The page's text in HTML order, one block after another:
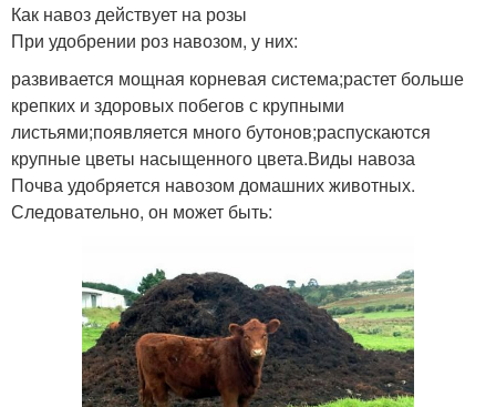
Кислота для подкормки
Как навоз действует на розы
При удобрении роз навозом, у них:
развивается мощная корневая система;растет больше
крепких и здоровых побегов с крупными
листьями;появляется много бутонов;распускаются
крупные цветы насыщенного цвета.Виды навоза
Почва удобряется навозом домашних животных.
Следовательно, он может быть: